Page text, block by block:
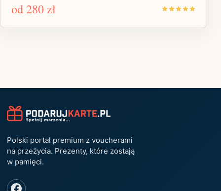
od 280 zł
Polski portal premium z voucherami
na przeżycia. Prezenty, które zostają
w pamięci.